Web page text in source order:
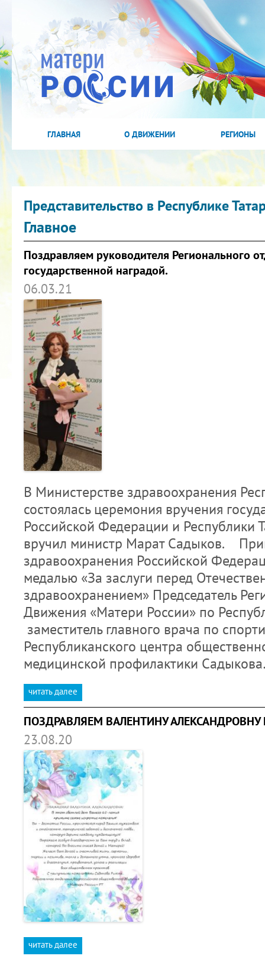
ГЛАВНАЯ О ДВИЖЕНИИ РЕГИОНЫ
Представительство в Республике
Главное
Поздравляем руководителя Регионального
государственной наградой.
06.03.21
В Министерстве здравоохранения
состоялась церемония вручения
Российской Федерации и Республики
вручил министр Марат Садыков.⠀
здравоохранения Российской
медалью «За заслуги перед
здравоохранением» Председатель
Движения «Матери России» по
заместитель главного врача по
Республиканского центра
медицинской профилактики
читать далее
ПОЗДРАВЛЯЕМ ВАЛЕНТИНУ
23.08.20
читать далее